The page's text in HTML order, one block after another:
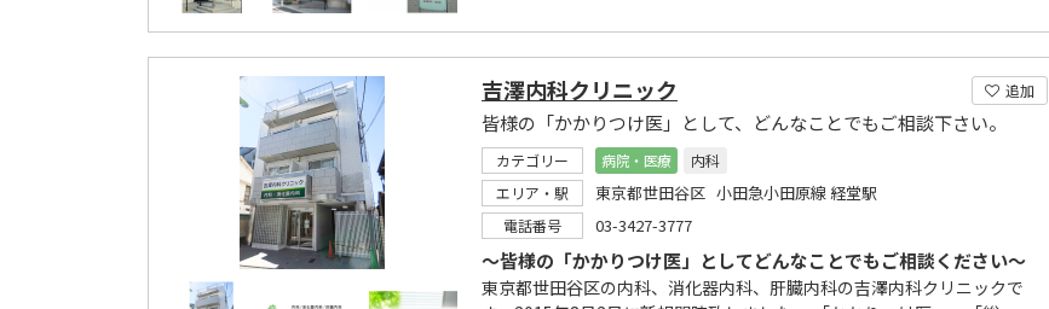
追加
吉澤内科クリニック
皆様の「かかりつけ医」として、どんなことでもご相談下さい。
カテゴリー 病院・医療
内科
エリア・駅
東京都世田谷区 小田急小田原線 経堂駅
電話番号 03-3427-3777
～皆様の「かかりつけ医」としてどんなことでもご相談ください～
東京都世田谷区の内科、消化器内科、肝臓内科の吉澤内科クリニックで